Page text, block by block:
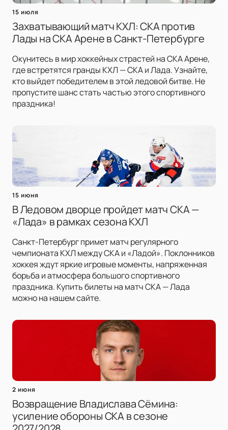
15 июля
Захватывающий матч КХЛ: СКА против
Лады на СКА Арене в Санкт-Петербурге
Окунитесь в мир хоккейных страстей на СКА Арене,
где встретятся гранды КХЛ — СКА и Лада. Узнайте,
кто выйдет победителем в этой ледовой битве. Не
пропустите шанс стать частью этого спортивного
праздника!
15 июня
В Ледовом дворце пройдет матч СКА —
«Лада» в рамках сезона КХЛ
Санкт-Петербург примет матч регулярного
чемпионата КХЛ между СКА и «Ладой». Поклонников
хоккея ждут яркие игровые моменты, напряженная
борьба и атмосфера большого спортивного
праздника. Купить билеты на матч СКА — Лада
можно на нашем сайте.
2 июня
Возвращение Владислава Сёмина:
усиление обороны СКА в сезоне